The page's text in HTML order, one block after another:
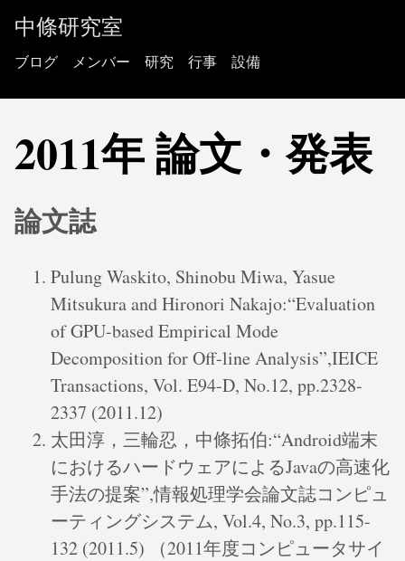
中條研究室
ブログ メンバー 研究 行事 設備
2011年 論文・発表
論文誌
Pulung Waskito, Shinobu Miwa, Yasue
Mitsukura and Hironori Nakajo:“Evaluation
of GPU-based Empirical Mode
Decomposition for Off-line Analysis”,IEICE
Transactions, Vol. E94-D, No.12, pp.2328-
2337 (2011.12)
太田淳，三輪忍，中條拓伯:“Android端末
におけるハードウェアによるJavaの高速化
手法の提案”,情報処理学会論文誌コンピュ
ーティングシステム, Vol.4, No.3, pp.115-
132 (2011.5) （2011年度コンピュータサイ